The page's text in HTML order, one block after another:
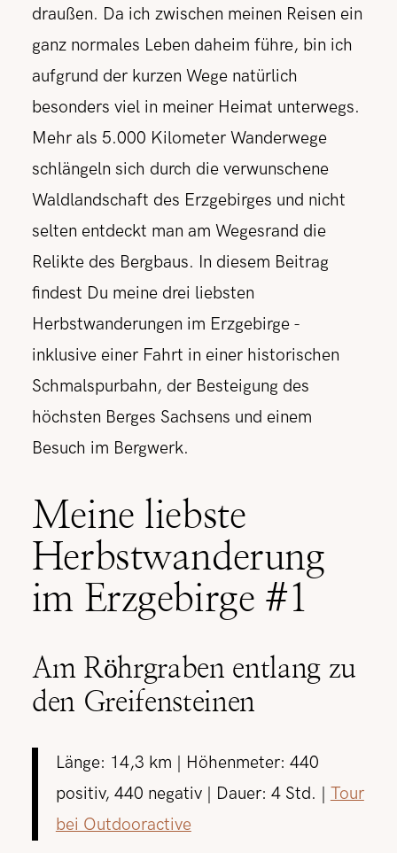
draußen. Da ich zwischen meinen Reisen ein
ganz normales Leben daheim führe, bin ich
aufgrund der kurzen Wege natürlich
besonders viel in meiner Heimat unterwegs.
Mehr als 5.000 Kilometer Wanderwege
schlängeln sich durch die verwunschene
Waldlandschaft des Erzgebirges und nicht
selten entdeckt man am Wegesrand die
Relikte des Bergbaus. In diesem Beitrag
findest Du meine drei liebsten
Herbstwanderungen im Erzgebirge -
inklusive einer Fahrt in einer historischen
Schmalspurbahn, der Besteigung des
höchsten Berges Sachsens und einem
Besuch im Bergwerk.
Meine liebste
Herbstwanderung
im Erzgebirge #1
Am Röhrgraben entlang zu
den Greifensteinen
Länge: 14,3 km | Höhenmeter: 440
positiv, 440 negativ | Dauer: 4 Std. | Tour
bei Outdooractive